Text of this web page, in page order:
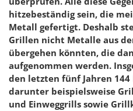
hitzebeständig sein, die
Metall gefertigt. Deshalb
Grillen nicht Metalle aus
übergehen könnten, die
aufgenommen werden.
den letzten fünf Jahren 144
darunter beispielsweise
und Einweggrills sowie